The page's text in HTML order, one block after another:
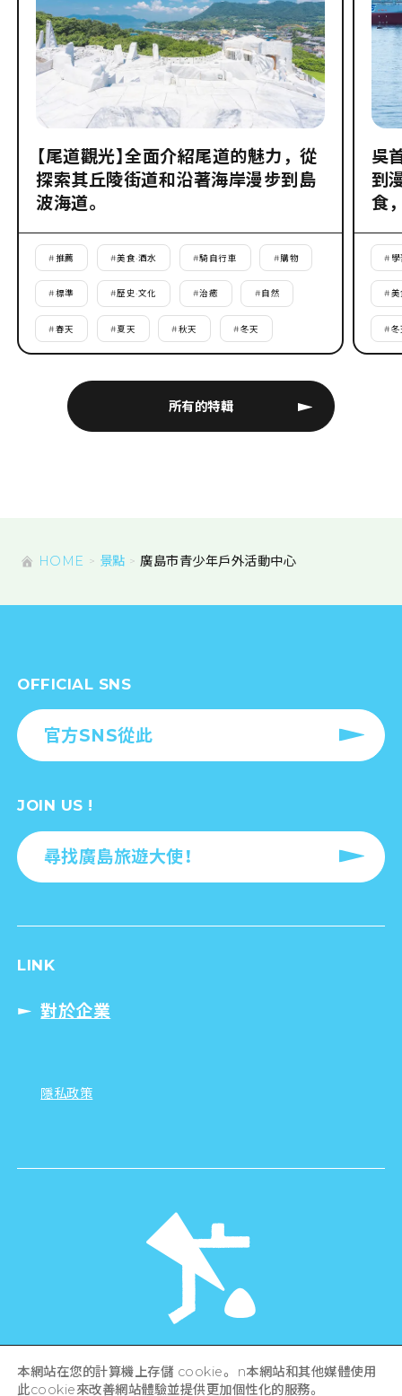
所有的特輯
【尾道觀光】全面介紹尾道的魅力，從
探索其丘陵街道和沿著海岸漫步到島
波海道。
#推薦 #美食·酒水 #騎自行車 #購物
#標準 #歷史·文化 #治癒 #自然
#春天 #夏天 #秋天 #冬天
吳
到
食
# 學
#美
#冬
HOME 景點 廣島市青少年戶外活動中心
OFFICIAL SNS
官方SNS從此
JOIN US !
尋找廣島旅遊大使！
LINK
對於企業
隱私政策
Hiroshima Prefecture / Hiroshima City .
All rights reserved
本網站在您的計算機上存儲 cookie。 n本網站和其他媒體使用
此cookie來改善網站體驗並提供更加個性化的服務。